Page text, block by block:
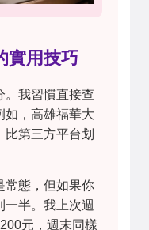
實用技巧
。我習慣直接查
如，高雄福華大
第三方平台划
常態，但如果你
半。我上次週
元，週末同樣